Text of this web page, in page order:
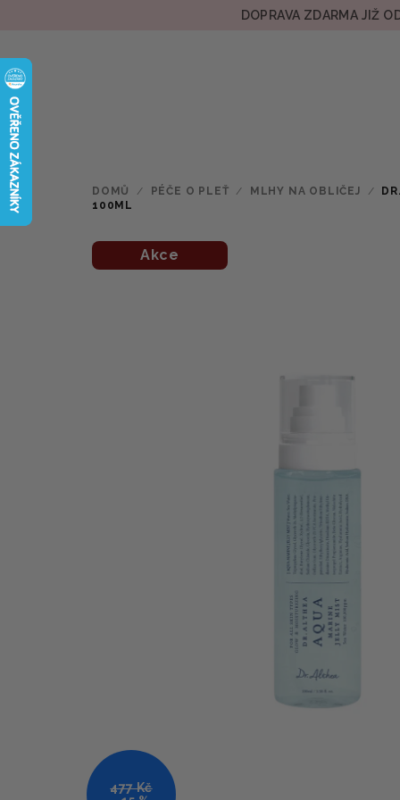
DOPRAVA ZDARMA JIŽ
DOMŮ / PÉČE O PLEŤ / MLHY NA OBLIČEJ /
100ML
Akce
477 Kč